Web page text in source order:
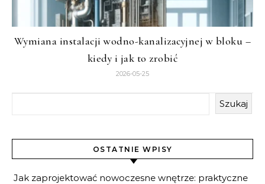
Wymiana instalacji wodno-kanalizacyjnej w bloku –
kiedy i jak to zrobić
2026-05-25
Szukaj
OSTATNIE WPISY
Jak zaprojektować nowoczesne wnętrze: praktyczne